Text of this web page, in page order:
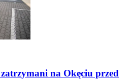
na Okęciu przed